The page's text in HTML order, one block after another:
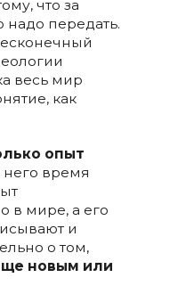
что за
надо передать.
весь мир
как
опыт
него время
в мире, а его
и
о том,
новым или